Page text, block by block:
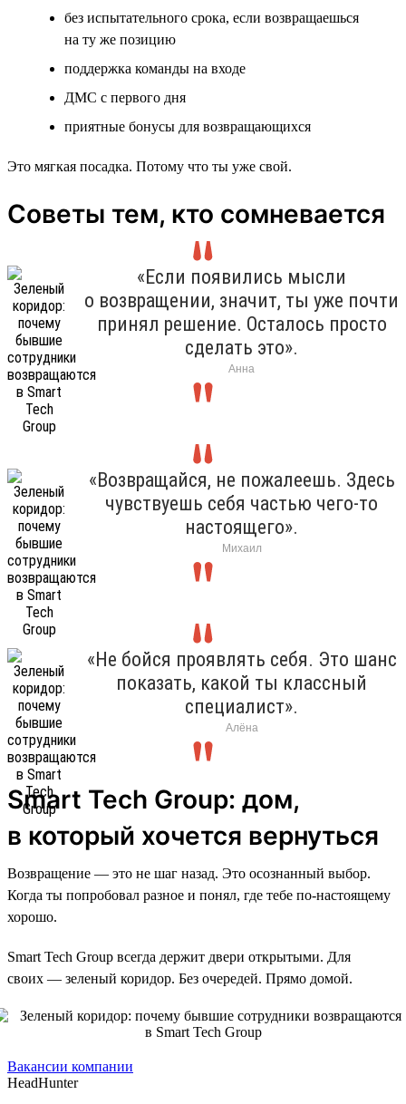
без испытательного срока, если возвращаешься
на ту же позицию
поддержка команды на входе
ДМС с первого дня
приятные бонусы для возвращающихся
Это мягкая посадка. Потому что ты уже свой.
Советы тем, кто сомневается
«Если появились мысли
о возвращении, значит, ты уже почти
принял решение. Осталось просто
сделать это».
Анна
«Возвращайся, не пожалеешь. Здесь
чувствуешь себя частью чего-то
настоящего».
Михаил
«Не бойся проявлять себя. Это шанс
показать, какой ты классный
специалист».
Алёна
Smart Tech Group: дом,
в который хочется вернуться
Возвращение — это не шаг назад. Это осознанный выбор.
Когда ты попробовал разное и понял, где тебе по-настоящему
хорошо.
Smart Tech Group всегда держит двери открытыми. Для
своих — зеленый коридор. Без очередей. Прямо домой.
Вакансии компании
HeadHunter